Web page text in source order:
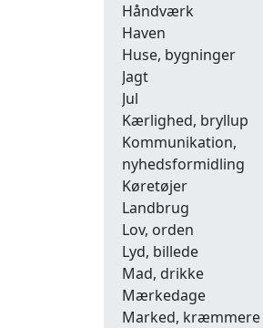
Håndværk
Haven
Huse, bygninger
Jagt
Jul
Kærlighed, bryllup
Kommunikation,
nyhedsformidling
Køretøjer
Landbrug
Lov, orden
Lyd, billede
Mad, drikke
Mærkedage
Marked, kræmmere